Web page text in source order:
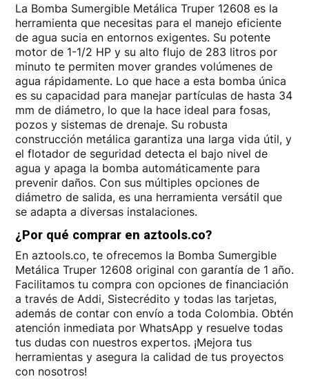
La Bomba Sumergible Metálica Truper 12608 es la
herramienta que necesitas para el manejo eficiente
de agua sucia en entornos exigentes. Su potente
motor de 1-1/2 HP y su alto flujo de 283 litros por
minuto te permiten mover grandes volúmenes de
agua rápidamente. Lo que hace a esta bomba única
es su capacidad para manejar partículas de hasta 34
mm de diámetro, lo que la hace ideal para fosas,
pozos y sistemas de drenaje. Su robusta
construcción metálica garantiza una larga vida útil, y
el flotador de seguridad detecta el bajo nivel de
agua y apaga la bomba automáticamente para
prevenir daños. Con sus múltiples opciones de
diámetro de salida, es una herramienta versátil que
se adapta a diversas instalaciones.
¿Por qué comprar en aztools.co?
En aztools.co, te ofrecemos la Bomba Sumergible
Metálica Truper 12608 original con garantía de 1 año.
Facilitamos tu compra con opciones de financiación
a través de Addi, Sistecrédito y todas las tarjetas,
además de contar con envío a toda Colombia. Obtén
atención inmediata por WhatsApp y resuelve todas
tus dudas con nuestros expertos. ¡Mejora tus
herramientas y asegura la calidad de tus proyectos
con nosotros!